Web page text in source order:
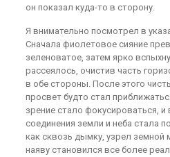
он показал куда-то в сторону.
Я внимательно посмотрел в
Сначала фиолетовое сияние
зеленоватое, затем ярко
рассеялось, очистив часть
в обе стороны. После этого
просвет будто стал
зрение стало фокусироваться, и
соединения земли и неба стала
как сквозь дымку, узрел земной
наяву становился все более